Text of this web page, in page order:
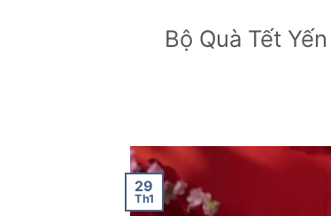
Bộ Quà Tết
29
Th1